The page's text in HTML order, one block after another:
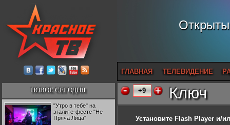
ГЛАВНАЯ ТЕЛЕВИДЕНИЕ
НОВОЕ СЕГОДНЯ
"Утро в тебе" на
эгалите-фесте "Не
Пряча Лица"
+9 Ключ
Установите Flash Player и/